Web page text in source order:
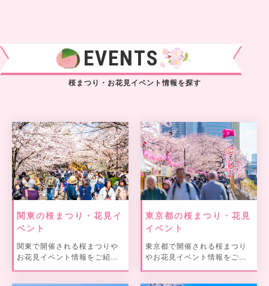
EVENTS
桜まつり・お花見イベント情報を探す
関東の桜まつり・花見イ
ベント
関東で開催される桜まつりや
お花見イベント情報をご紹
東京都の桜まつり・花見
イベント
東京都で開催される桜まつり
やお花見イベント情報をご紹